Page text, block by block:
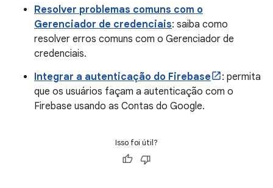
Resolver problemas comuns com o
Gerenciador de credenciais: saiba como
resolver erros comuns com o Gerenciador de
credenciais.
Integrar a autenticação do Firebase
: permita
que os usuários façam a autenticação com o
Firebase usando as Contas do Google.
Isso foi útil?